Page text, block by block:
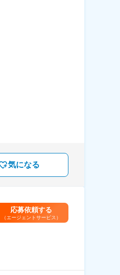
気になる
応募依頼する
（エージェントサービス）